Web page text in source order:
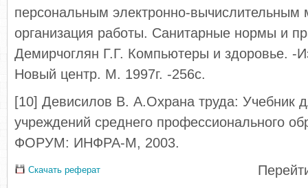
персональным электронно-
организация работы. Санитарные нормы и
Демирчоглян Г.Г. Компьютеры и здоровье. -
Новый центр. М. 1997г. -256с.
[10] Девисилов В. А.Охрана труда: Учебник
учреждений среднего профессионального
ФОРУМ: ИНФРА-М, 2003.
Скачать реферат